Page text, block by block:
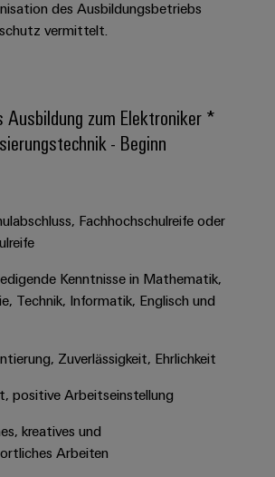
Spannende
in unseren
des Ausbildungsbetriebs
vermittelt.
Ausbildung zum Elektroniker *
- Beginn
Fachhochschulreife oder
Kenntnisse in Mathematik,
Technik, Informatik, Englisch und
Zuverlässigkeit, Ehrlichkeit
positive Arbeitseinstellung
kreatives und
Arbeiten